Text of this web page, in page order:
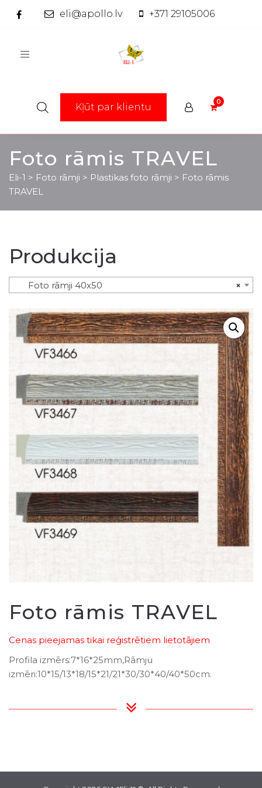
eli@apollo.lv +371 29105006
Toggle
Kļūt par klientu
Foto rāmis TRAVEL
Eli-1 > Foto rāmji > Plastikas foto rāmji > Foto rāmis
TRAVEL
Produkcija
×
Foto rāmji 40x50
Foto rāmis TRAVEL
Cenas pieejamas tikai reģistrētiem lietotājiem
Profila izmērs:7*16*25mm,Rāmju
izmēri:10*15/13*18/15*21/21*30/30*40/40*50cm.